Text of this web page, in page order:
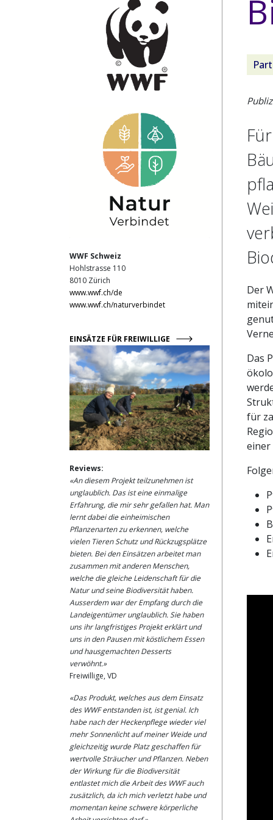
WWF Schweiz
Hohlstrasse 110
8010 Zürich
www.wwf.ch/de
www.wwf.ch/naturverbindet
EINSÄTZE FÜR FREIWILLIGE
Reviews:
«An diesem Projekt teilzunehmen ist
unglaublich. Das ist eine einmalige
Erfahrung, die mir sehr gefallen hat. Man
lernt dabei die einheimischen
Pflanzenarten zu erkennen, welche
vielen Tieren Schutz und Rückzugsplätze
bieten. Bei den Einsätzen arbeitet man
zusammen mit anderen Menschen,
welche die gleiche Leidenschaft für die
Natur und seine Biodiversität haben.
Ausserdem war der Empfang durch die
Landeigentümer unglaublich. Sie haben
uns ihr langfristiges Projekt erklärt und
uns in den Pausen mit köstlichem Essen
und hausgemachten Desserts
verwöhnt.»
Freiwillige, VD
«Das Produkt, welches aus dem Einsatz
des WWF entstanden ist, ist genial. Ich
habe nach der Heckenpflege wieder viel
mehr Sonnenlicht auf meiner Weide und
gleichzeitig wurde Platz geschaffen für
wertvolle Sträucher und Pflanzen. Neben
der Wirkung für die Biodiversität
entlastet mich die Arbeit des WWF auch
zusätzlich, da ich mich verletzt habe und
momentan keine schwere körperliche
Der
Das
für
einer